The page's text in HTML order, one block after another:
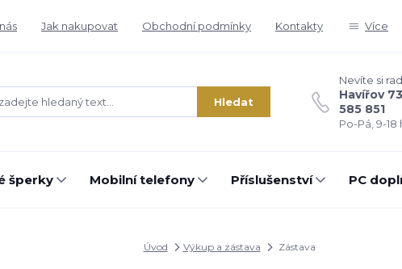
Jak nakupovat Obchodní podmínky Kontakty Více
Hledat
Nevíte si
Havířov
585 851
Po-Pá, 9-18
šperky Mobilní telefony Příslušenství PC
Úvod Výkup a zástava Zástava